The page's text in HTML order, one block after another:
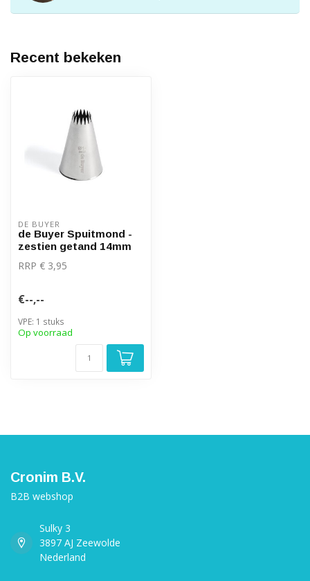
Recent bekeken
DE BUYER
de Buyer Spuitmond -
zestien getand 14mm
RRP € 3,95
€--,--
VPE: 1 stuks
Op voorraad
Cronim B.V.
B2B webshop
Sulky 3
3897 AJ Zeewolde
Nederland